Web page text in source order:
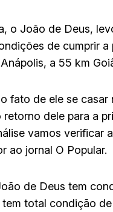
o João de Deus,
de cumprir a
a 55 km
fato de ele se casar
dele para a
vamos verificar
ao jornal O Popular.
de Deus tem
total condição